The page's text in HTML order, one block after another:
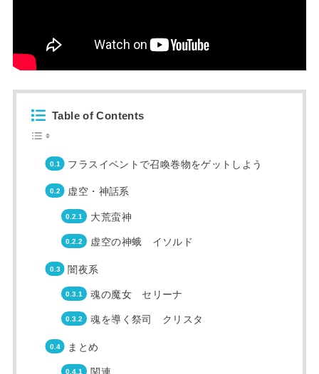
Table of Contents
フラスイベントで召喚巻物をゲットしよう
虚空・神話系
大荒蛮神
虚空の神蛾 イソルド
闇夜系
魂の魔女 セリーナ
魂を導く祭司 クリスタ
まとめ